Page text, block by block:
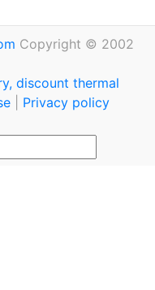
Copyright © 2002
discount thermal
Privacy policy